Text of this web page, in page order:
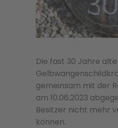
Die fast 30 Jahre
gemeinsam mit der
am 10.06.2023
Besitzer nicht mehr
können.